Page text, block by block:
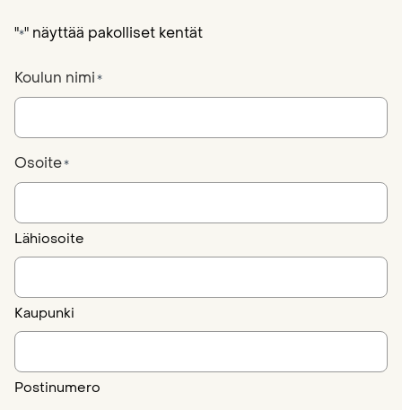
"*" näyttää pakolliset kentät
Koulun nimi*
Osoite*
Lähiosoite
Kaupunki
Postinumero